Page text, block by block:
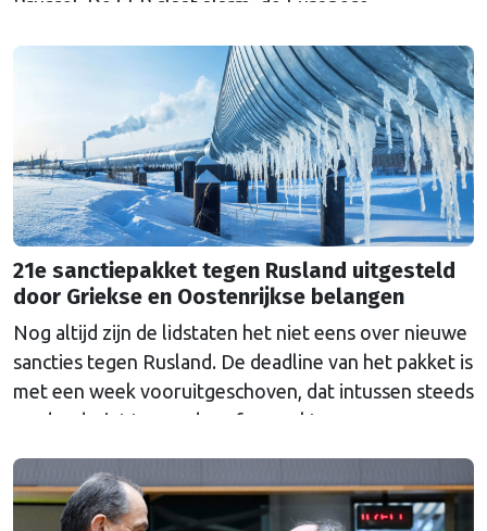
21e sanctiepakket tegen Rusland uitgesteld
door Griekse en Oostenrijkse belangen
Nog altijd zijn de lidstaten het niet eens over nieuwe
sancties tegen Rusland. De deadline van het pakket is
met een week vooruitgeschoven, dat intussen steeds
verder dreigt te worden afgezwakt.